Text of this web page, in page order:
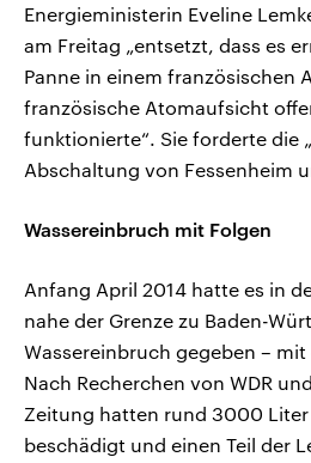
Energieministerin Eveline
am Freitag „entsetzt, dass es
Panne in einem französischen
französische Atomaufsicht
funktionierte“. Sie forderte die
Abschaltung von Fessenheim
Wassereinbruch mit Folgen
Anfang April 2014 hatte es in
nahe der Grenze zu Baden-
Wassereinbruch gegeben –
Nach Recherchen von WDR
Zeitung hatten rund 3000 Liter
beschädigt und einen Teil der